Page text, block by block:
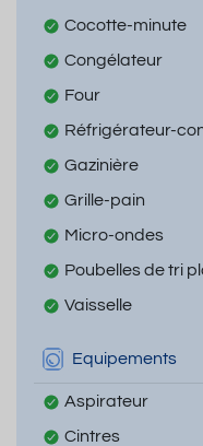
Cocotte-minute
Congélateur
Four
Réfrigérateur-
Gazinière
Grille-pain
Micro-ondes
Poubelles de tri
Vaisselle
Equipements
Aspirateur
Cintres